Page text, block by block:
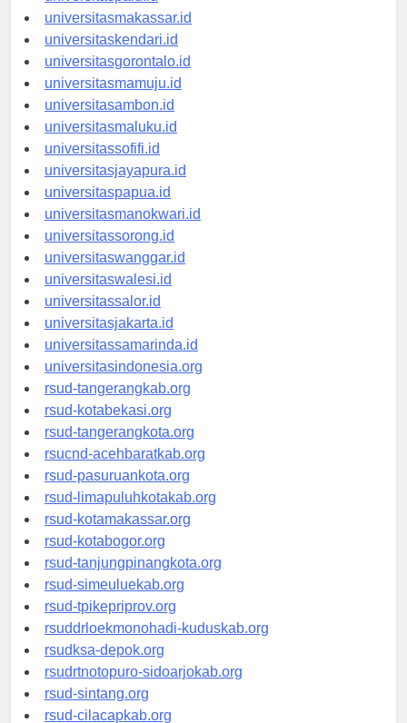
universitaspalu.id
universitasmakassar.id
universitaskendari.id
universitasgorontalo.id
universitasmamuju.id
universitasambon.id
universitasmaluku.id
universitassofifi.id
universitasjayapura.id
universitaspapua.id
universitasmanokwari.id
universitassorong.id
universitaswanggar.id
universitaswalesi.id
universitassalor.id
universitasjakarta.id
universitassamarinda.id
universitasindonesia.org
rsud-tangerangkab.org
rsud-kotabekasi.org
rsud-tangerangkota.org
rsucnd-acehbaratkab.org
rsud-pasuruankota.org
rsud-limapuluhkotakab.org
rsud-kotamakassar.org
rsud-kotabogor.org
rsud-tanjungpinangkota.org
rsud-simeuluekab.org
rsud-tpikepriprov.org
rsuddrloekmonohadi-kuduskab.org
rsudksa-depok.org
rsudrtnotopuro-sidoarjokab.org
rsud-sintang.org